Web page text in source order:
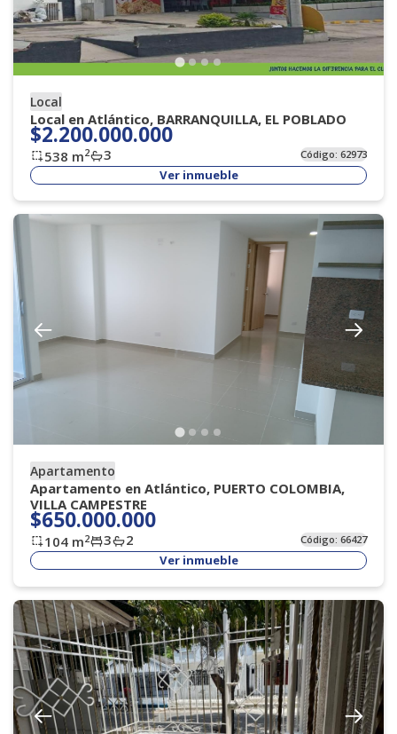
Local
Local en Atlántico, BARRANQUILLA, EL POBLADO
$2.200.000.000
538 m2 3 Código:62973
Ver inmueble
Apartamento
Apartamento en Atlántico, PUERTO COLOMBIA,
VILLA CAMPESTRE
$650.000.000
104m2 3 2 Código:66427
Ver inmueble